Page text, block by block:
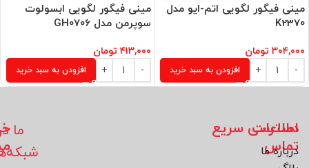
مینی فیگور لگویی اتم-ایو مدل
K2370
۳۰۴,۰۰۰ تومان
افزودن به سبد خرید
مینی فیگور لگویی ابسولوت
سوپرمن مدل GH0706
۴۱۳,۰۰۰ تومان
افزودن به سبد خرید
اطلاعات
تماس
دسترسی سریع
درباره ما
ما